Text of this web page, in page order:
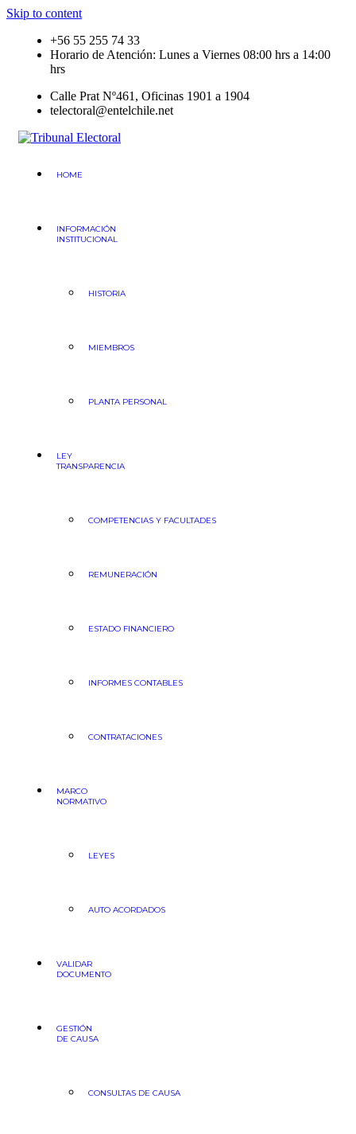
Skip to content
+56 55 255 74 33
Horario de Atención: Lunes a Viernes 08:00 hrs a 14:00
hrs
Calle Prat Nº461, Oficinas 1901 a 1904
telectoral@entelchile.net
HOME
INFORMACIÓN
INSTITUCIONAL
HISTORIA
MIEMBROS
PLANTA PERSONAL
LEY
TRANSPARENCIA
COMPETENCIAS Y FACULTADES
REMUNERACIÓN
ESTADO FINANCIERO
INFORMES CONTABLES
CONTRATACIONES
MARCO
NORMATIVO
LEYES
AUTO ACORDADOS
VALIDAR
DOCUMENTO
GESTIÓN
DE CAUSA
CONSULTAS DE CAUSA